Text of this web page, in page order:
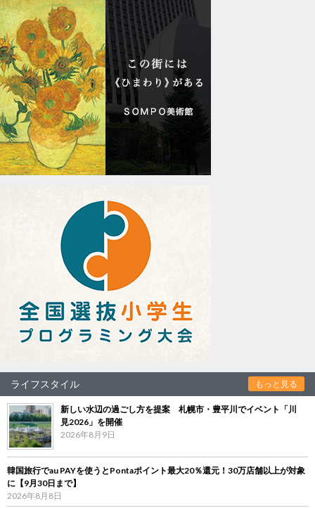
ライフスタイル もっと見る
新しい水辺の過ごし方を提案 札幌市・豊平川でイベント「川
見2026」を開催
2026年8月9日
韓国旅行でau PAYを使うとPontaポイント最大20％還元！30万店舗以上が対象
に【9月30日まで】
2026年8月8日